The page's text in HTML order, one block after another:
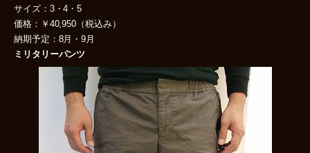
サイズ：3・4・5
価格：￥40,950（税込み）
納期予定：8月・9月
ミリタリーパンツ